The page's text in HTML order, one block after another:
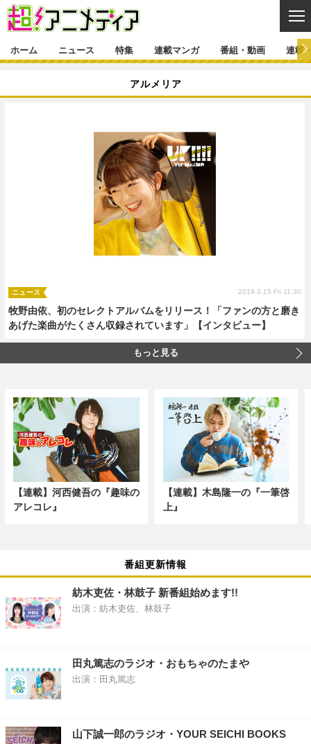
ゲーム・アプリ
インタビュー レポート
ラキりす
連載マンガ一覧 連載一覧
番組・動画一覧
連載・ブログ一覧
編集部ブログ・お知らせ
ホーム ニュース 特集 連載マンガ 番組・動画 連載
アルメリア
牧野由依、初のセレクトアルバムをリリース！「ファンの方と磨き
あげた楽曲がたくさん収録されています」【インタビュー】
ニュース 2019.3.15 Fri 11:30
もっと見る
【連載】河西健吾の『趣味の
アレコレ』
【連載】木島隆一の『一筆啓
上』
番組更新情報
紡木吏佐・林鼓子 新番組始めます!!
出演：紡木吏佐、林鼓子
田丸篤志のラジオ・おもちゃのたまや
出演：田丸篤志
山下誠一郎のラジオ・YOUR SEICHI BOOKS